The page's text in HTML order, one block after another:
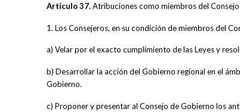
Artículo 37.Atribuciones como miembros del
1. Los Consejeros, en su condición de miembros del
a) Velar por el exacto cumplimiento de las Leyes y
b) Desarrollar la acción del Gobierno regional en el
Gobierno.
c) Proponer y presentar al Consejo de Gobierno los